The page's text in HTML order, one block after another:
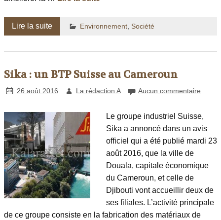
Lire la suite Environnement, Société
Sika : un BTP Suisse au Cameroun
26 août 2016 La rédaction A Aucun commentaire
Le groupe industriel Suisse,
Sika a annoncé dans un avis
officiel qui a été publié mardi 23
août 2016, que la ville de
Douala, capitale économique
du Cameroun, et celle de
Djibouti vont accueillir deux de
ses filiales. L’activité principale
de ce groupe consiste en la fabrication des matériaux de